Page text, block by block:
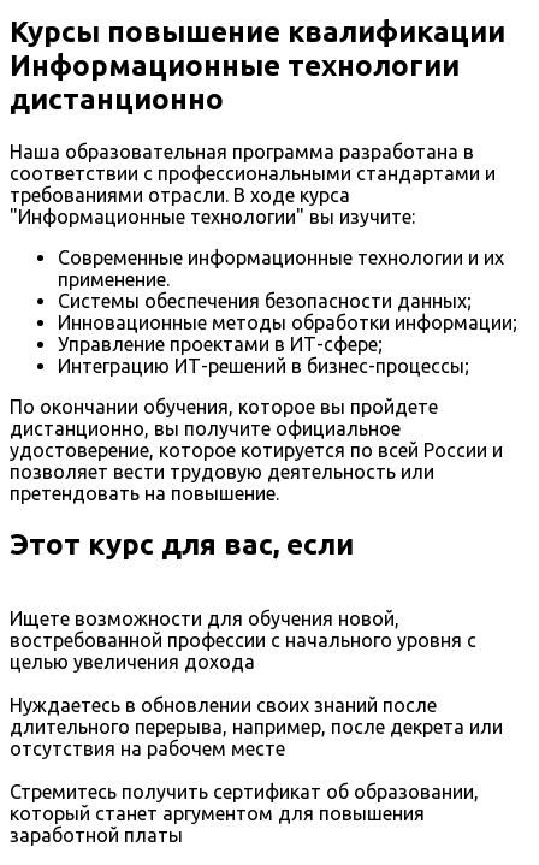
Курсы повышение квалификации
Информационные технологии
дистанционно
Наша образовательная программа разработана в
соответствии с профессиональными стандартами и
требованиями отрасли. В ходе курса
"Информационные технологии" вы изучите:
Современные информационные технологии и их
применение.
Системы обеспечения безопасности данных;
Инновационные методы обработки информации;
Управление проектами в ИТ-сфере;
Интеграцию ИТ-решений в бизнес-процессы;
По окончании обучения, которое вы пройдете
дистанционно, вы получите официальное
удостоверение, которое котируется по всей России и
позволяет вести трудовую деятельность или
претендовать на повышение.
Этот курс для вас, если
Ищете возможности для обучения новой,
востребованной профессии с начального уровня с
целью увеличения дохода
Нуждаетесь в обновлении своих знаний после
длительного перерыва, например, после декрета или
отсутствия на рабочем месте
Стремитесь получить сертификат об образовании,
который станет аргументом для повышения
заработной платы